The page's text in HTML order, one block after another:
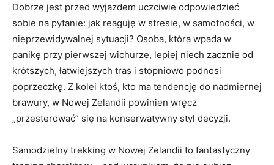
Dobrze jest przed wyjazdem uczciwie odpowiedzieć
sobie na pytanie: jak reaguję w stresie, w samotności, w
nieprzewidywalnej sytuacji? Osoba, która wpada w
panikę przy pierwszej wichurze, lepiej niech zacznie od
krótszych, łatwiejszych tras i stopniowo podnosi
poprzeczkę. Z kolei ktoś, kto ma tendencję do nadmiernej
brawury, w Nowej Zelandii powinien wręcz
„przesterować” się na konserwatywny styl decyzji.
Samodzielny trekking w Nowej Zelandii to fantastyczny